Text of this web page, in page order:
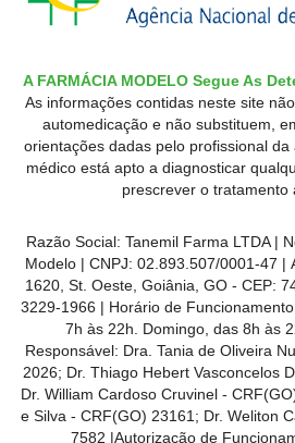
A FARMÁCIA MODELO Segue As
As informações contidas neste site
automedicação e não substituem,
orientações dadas pelo profissional
médico está apto a diagnosticar
prescrever o tratamento
Razão Social: Tanemil Farma LTDA |
Modelo | CNPJ: 02.893.507/0001-47 |
1620, St. Oeste, Goiânia, GO - CEP:
3229-1966 | Horário de
7h às 22h. Domingo, das 8h às
Responsável: Dra. Tania de Oliveira
2026; Dr. Thiago Hebert Vasconcelos
Dr. William Cardoso Cruvinel -
e Silva - CRF(GO) 23161; Dr. Weliton
7582 |Autorização de